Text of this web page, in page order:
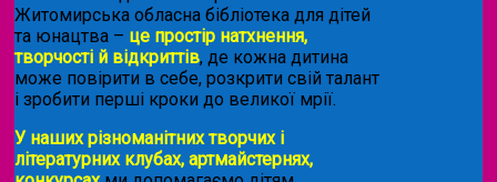
Житомирська обласна бібліотека для дітей
та юнацтва – це простір натхнення,
творчості й відкриттів, де кожна дитина
може повірити в себе, розкрити свій талант
і зробити перші кроки до великої мрії.
У наших різноманітних творчих і
літературних клубах, артмайстернях,